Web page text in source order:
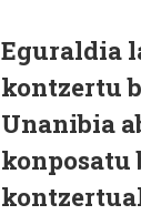
Eguraldia
kontzertu
Unanibia
konposatu